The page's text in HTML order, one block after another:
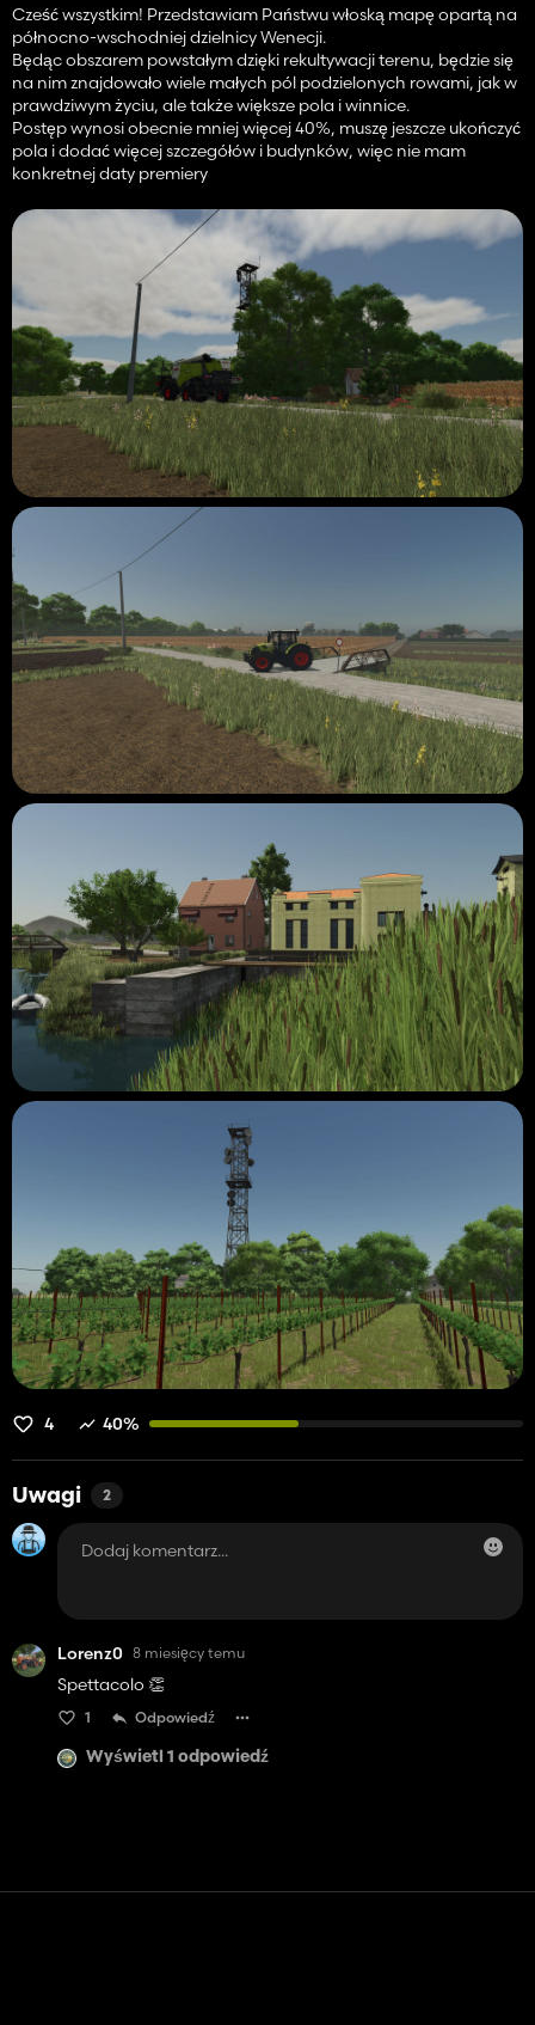
Cześć wszystkim! Przedstawiam Państwu włoską mapę opartą na
północno-wschodniej dzielnicy Wenecji.
Będąc obszarem powstałym dzięki rekultywacji terenu, będzie się
na nim znajdowało wiele małych pól podzielonych rowami, jak w
prawdziwym życiu, ale także większe pola i winnice.
Postęp wynosi obecnie mniej więcej 40%, muszę jeszcze ukończyć
pola i dodać więcej szczegółów i budynków, więc nie mam
konkretnej daty premiery
4 40%
Uwagi 2
Lorenz0 8 miesięcy temu
Spettacolo 👏
1 Odpowiedź
Wyświetl 1 odpowiedź